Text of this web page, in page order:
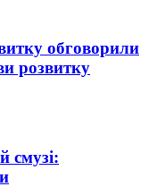
обговорили
розвитку
смузі: